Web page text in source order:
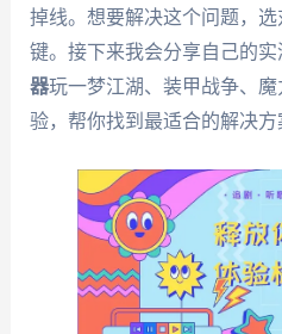
掉线。想要解决这个问题，
键。接下来我会分享自己的实
器玩一梦江湖、装甲战争、
验，帮你找到最适合的解决方